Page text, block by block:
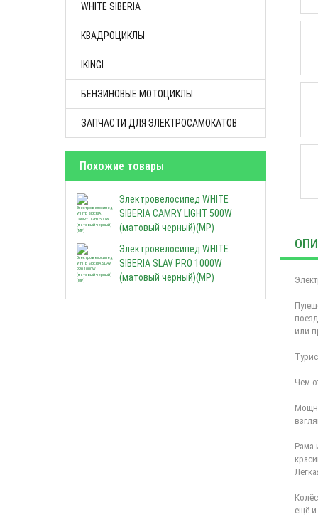
WHITE SIBERIA
КВАДРОЦИКЛЫ
IKINGI
БЕНЗИНОВЫЕ МОТОЦИКЛЫ
ЗАПЧАСТИ ДЛЯ ЭЛЕКТРОСАМОКАТОВ
Похожие товары
Электровелосипед WHITE
SIBERIA CAMRY LIGHT 500W
(матовый черный)(МР)
Электровелосипед WHITE
SIBERIA SLAV PRO 1000W
(матовый черный)(МР)
или
Чем
Рама
ещё